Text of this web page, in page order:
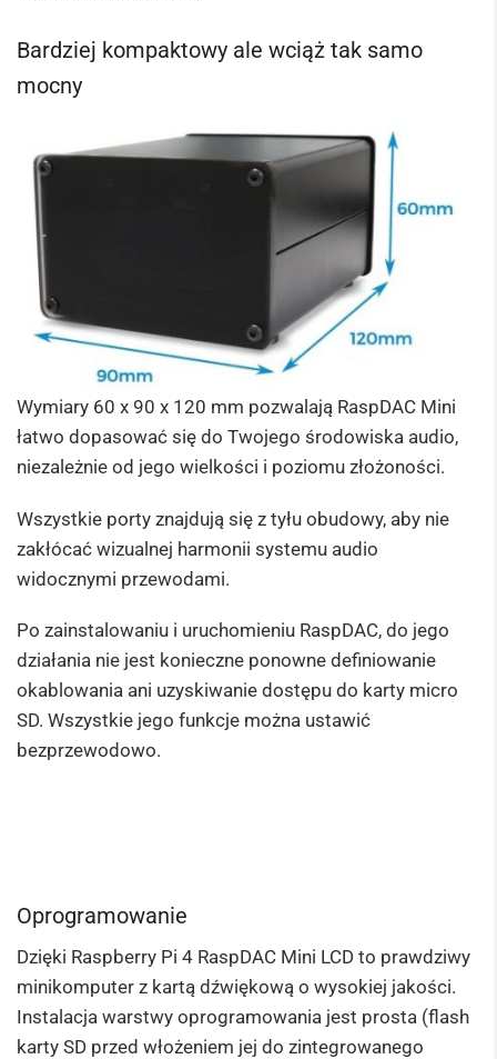
Bardziej kompaktowy ale wciąż tak samo
mocny
Wymiary 60 x 90 x 120 mm pozwalają RaspDAC Mini
łatwo dopasować się do Twojego środowiska audio,
niezależnie od jego wielkości i poziomu złożoności.
Wszystkie porty znajdują się z tyłu obudowy, aby nie
zakłócać wizualnej harmonii systemu audio
widocznymi przewodami.
Po zainstalowaniu i uruchomieniu RaspDAC, do jego
działania nie jest konieczne ponowne definiowanie
okablowania ani uzyskiwanie dostępu do karty micro
SD. Wszystkie jego funkcje można ustawić
bezprzewodowo.
Oprogramowanie
Dzięki Raspberry Pi 4 RaspDAC Mini LCD to prawdziwy
minikomputer z kartą dźwiękową o wysokiej jakości.
Instalacja warstwy oprogramowania jest prosta (flash
karty SD przed włożeniem jej do zintegrowanego